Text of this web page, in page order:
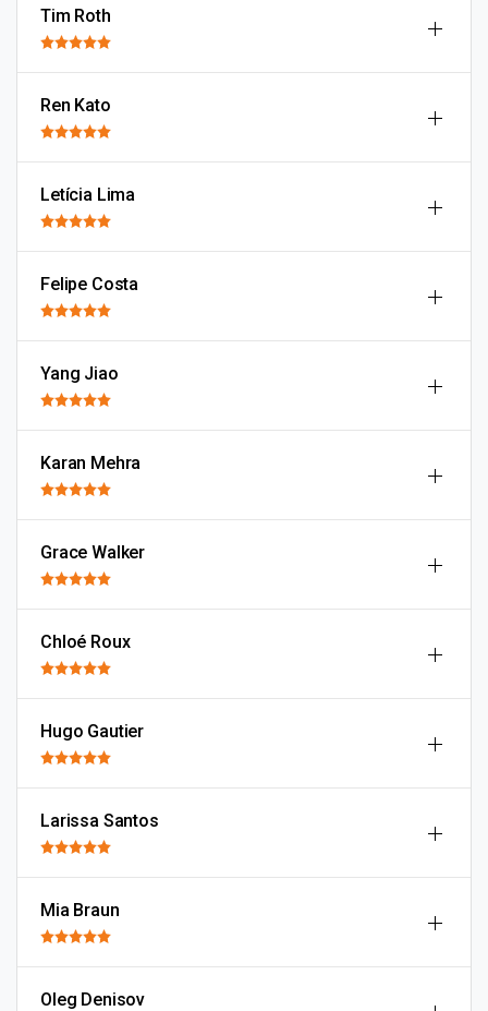
Tim Roth
Ren Kato
Letícia Lima
Felipe Costa
Yang Jiao
Karan Mehra
Grace Walker
Chloé Roux
Hugo Gautier
Larissa Santos
Mia Braun
Oleg Denisov